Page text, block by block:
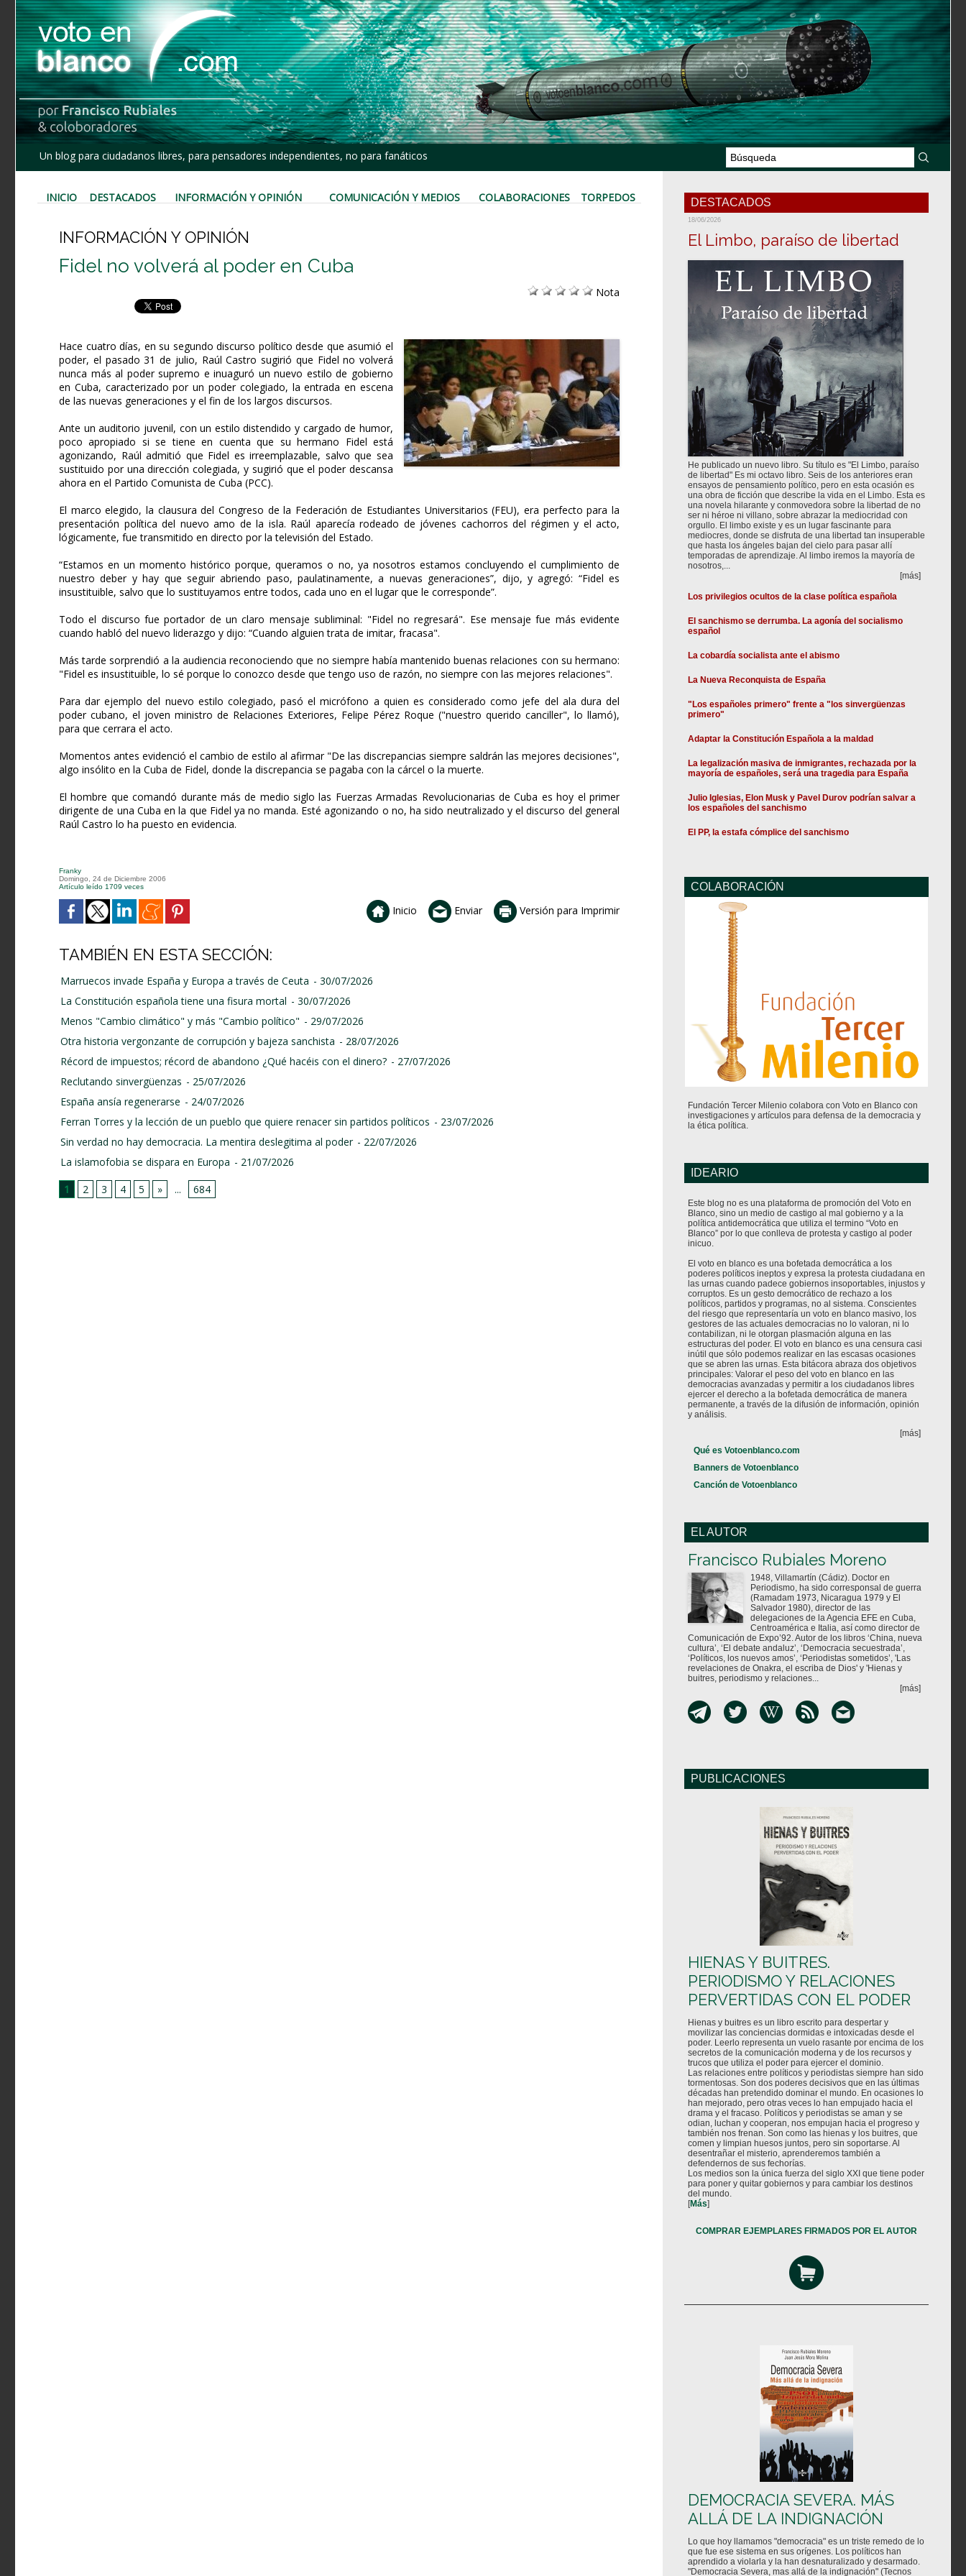
Un blog para ciudadanos libres, para pensadores independientes, no para fanáticos
INICIO DESTACADOS INFORMACIÓN Y OPINIÓN COMUNICACIÓN Y MEDIOS COLABORACIONES TORPEDOS
INFORMACIÓN Y OPINIÓN
Fidel no volverá al poder en Cuba
Nota
Hace cuatro días, en su segundo discurso político desde que asumió el
poder, el pasado 31 de julio, Raúl Castro sugirió que Fidel no volverá
nunca más al poder supremo e inuaguró un nuevo estilo de gobierno
en Cuba, caracterizado por un poder colegiado, la entrada en escena
de las nuevas generaciones y el fin de los largos discursos.
Ante un auditorio juvenil, con un estilo distendido y cargado de humor,
poco apropiado si se tiene en cuenta que su hermano Fidel está
agonizando, Raúl admitió que Fidel es irreemplazable, salvo que sea
sustituido por una dirección colegiada, y sugirió que el poder descansa
ahora en el Partido Comunista de Cuba (PCC).
El marco elegido, la clausura del Congreso de la Federación de Estudiantes Universitarios (FEU), era perfecto para la
presentación política del nuevo amo de la isla. Raúl aparecía rodeado de jóvenes cachorros del régimen y el acto,
lógicamente, fue transmitido en directo por la televisión del Estado.
“Estamos en un momento histórico porque, queramos o no, ya nosotros estamos concluyendo el cumplimiento de
nuestro deber y hay que seguir abriendo paso, paulatinamente, a nuevas generaciones”, dijo, y agregó: “Fidel es
insustituible, salvo que lo sustituyamos entre todos, cada uno en el lugar que le corresponde”.
Todo el discurso fue portador de un claro mensaje subliminal: "Fidel no regresará". Ese mensaje fue más evidente
cuando habló del nuevo liderazgo y dijo: “Cuando alguien trata de imitar, fracasa".
Más tarde sorprendió a la audiencia reconociendo que no siempre había mantenido buenas relaciones con su hermano:
"Fidel es insustituible, lo sé porque lo conozco desde que tengo uso de razón, no siempre con las mejores relaciones".
Para dar ejemplo del nuevo estilo colegiado, pasó el micrófono a quien es considerado como jefe del ala dura del
poder cubano, el joven ministro de Relaciones Exteriores, Felipe Pérez Roque ("nuestro querido canciller", lo llamó),
para que cerrara el acto.
Momentos antes evidenció el cambio de estilo al afirmar "De las discrepancias siempre saldrán las mejores decisiones",
algo insólito en la Cuba de Fidel, donde la discrepancia se pagaba con la cárcel o la muerte.
El hombre que comandó durante más de medio siglo las Fuerzas Armadas Revolucionarias de Cuba es hoy el primer
dirigente de una Cuba en la que Fidel ya no manda. Esté agonizando o no, ha sido neutralizado y el discurso del general
Raúl Castro lo ha puesto en evidencia.
Franky
Domingo, 24 de Diciembre 2006
Artículo leído 1709 veces
Inicio Enviar Versión para Imprimir
TAMBIÉN EN ESTA SECCIÓN:
Marruecos invade España y Europa a través de Ceuta - 30/07/2026
La Constitución española tiene una fisura mortal - 30/07/2026
Menos "Cambio climático" y más "Cambio político" - 29/07/2026
Otra historia vergonzante de corrupción y bajeza sanchista - 28/07/2026
Récord de impuestos; récord de abandono ¿Qué hacéis con el dinero? - 27/07/2026
Reclutando sinvergüenzas - 25/07/2026
España ansía regenerarse - 24/07/2026
Ferran Torres y la lección de un pueblo que quiere renacer sin partidos políticos - 23/07/2026
Sin verdad no hay democracia. La mentira deslegitima al poder - 22/07/2026
La islamofobia se dispara en Europa - 21/07/2026
1
2 3 4 5 » ... 684
DESTACADOS
18/06/2026
El Limbo, paraíso de libertad
He publicado un nuevo libro. Su título es "El Limbo, paraíso
de libertad" Es mi octavo libro. Seis de los anteriores eran
ensayos de pensamiento político, pero en esta ocasión es
una obra de ficción que describe la vida en el Limbo. Esta es
una novela hilarante y conmovedora sobre la libertad de no
ser ni héroe ni villano, sobre abrazar la mediocridad con
orgullo. El limbo existe y es un lugar fascinante para
mediocres, donde se disfruta de una libertad tan insuperable
que hasta los ángeles bajan del cielo para pasar allí
temporadas de aprendizaje. Al limbo iremos la mayoría de
nosotros,...
[más]
Los privilegios ocultos de la clase política española
El sanchismo se derrumba. La agonía del socialismo
español
La cobardía socialista ante el abismo
La Nueva Reconquista de España
"Los españoles primero" frente a "los sinvergüenzas
primero"
Adaptar la Constitución Española a la maldad
La legalización masiva de inmigrantes, rechazada por la
mayoría de españoles, será una tragedia para España
Julio Iglesias, Elon Musk y Pavel Durov podrían salvar a
los españoles del sanchismo
El PP, la estafa cómplice del sanchismo
COLABORACIÓN
Fundación Tercer Milenio colabora con Voto en Blanco con
investigaciones y artículos para defensa de la democracia y
la ética política.
IDEARIO
Este blog no es una plataforma de promoción del Voto en
Blanco, sino un medio de castigo al mal gobierno y a la
política antidemocrática que utiliza el termino “Voto en
Blanco” por lo que conlleva de protesta y castigo al poder
inicuo.
El voto en blanco es una bofetada democrática a los
poderes políticos ineptos y expresa la protesta ciudadana en
las urnas cuando padece gobiernos insoportables, injustos y
corruptos. Es un gesto democrático de rechazo a los
políticos, partidos y programas, no al sistema. Conscientes
del riesgo que representaría un voto en blanco masivo, los
gestores de las actuales democracias no lo valoran, ni lo
contabilizan, ni le otorgan plasmación alguna en las
estructuras del poder. El voto en blanco es una censura casi
inútil que sólo podemos realizar en las escasas ocasiones
que se abren las urnas. Esta bitácora abraza dos objetivos
principales: Valorar el peso del voto en blanco en las
democracias avanzadas y permitir a los ciudadanos libres
ejercer el derecho a la bofetada democrática de manera
permanente, a través de la difusión de información, opinión
y análisis.
[más]
Qué es Votoenblanco.com
Banners de Votoenblanco
Canción de Votoenblanco
EL AUTOR
Francisco Rubiales Moreno
1948, Villamartín (Cádiz). Doctor en
Periodismo, ha sido corresponsal de guerra
(Ramadam 1973, Nicaragua 1979 y El
Salvador 1980), director de las
delegaciones de la Agencia EFE en Cuba,
Centroamérica e Italia, así como director de
Comunicación de Expo’92. Autor de los libros ‘China, nueva
cultura’, ‘El debate andaluz’, ‘Democracia secuestrada’,
‘Políticos, los nuevos amos’, ‘Periodistas sometidos’, 'Las
revelaciones de Onakra, el escriba de Dios' y 'Hienas y
buitres, periodismo y relaciones...
[más]
PUBLICACIONES
HIENAS Y BUITRES.
PERIODISMO Y RELACIONES
PERVERTIDAS CON EL PODER
Hienas y buitres es un libro escrito para despertar y
movilizar las conciencias dormidas e intoxicadas desde el
poder. Leerlo representa un vuelo rasante por encima de los
secretos de la comunicación moderna y de los recursos y
trucos que utiliza el poder para ejercer el dominio.
Las relaciones entre políticos y periodistas siempre han sido
tormentosas. Son dos poderes decisivos que en las últimas
décadas han pretendido dominar el mundo. En ocasiones lo
han mejorado, pero otras veces lo han empujado hacia el
drama y el fracaso. Políticos y periodistas se aman y se
odian, luchan y cooperan, nos empujan hacia el progreso y
también nos frenan. Son como las hienas y los buitres, que
comen y limpian huesos juntos, pero sin soportarse. Al
desentrañar el misterio, aprenderemos también a
defendernos de sus fechorías.
Los medios son la única fuerza del siglo XXI que tiene poder
para poner y quitar gobiernos y para cambiar los destinos
del mundo.
[Más]
COMPRAR EJEMPLARES FIRMADOS POR EL AUTOR
DEMOCRACIA SEVERA. MÁS
ALLÁ DE LA INDIGNACIÓN
Lo que hoy llamamos "democracia" es un triste remedo de lo
que fue ese sistema en sus orígenes. Los políticos han
aprendido a violarla y la han desnaturalizado y desarmado.
"Democracia Severa, mas allá de la indignación" (Tecnos